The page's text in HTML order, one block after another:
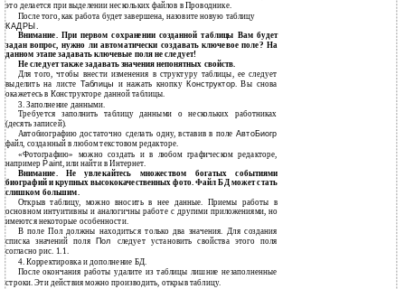
это делается при выделении нескольких файлов в Проводнике.
После того, как работа будет завершена, назовите новую таблицу
КАДРЫ.
Внимание. При первом сохранении созданной таблицы Вам будет
задан вопрос, нужно ли автоматически создавать ключевое поле? На
данном этапе задавать ключевые поля не следует!
Не следует также задавать значения непонятных свойств.
Для того, чтобы внести изменения в структуру таблицы, ее следует
выделить на листе Таблицы и нажать кнопку Конструктор. Вы снова
окажетесь в Конструкторе данной таблицы.
3. Заполнение данными.
Требуется заполнить таблицу данными о нескольких работниках
(десять записей).
Автобиографию достаточно сделать одну, вставив в полеАвтоБиогр
файл, созданный в любом текстовом редакторе.
«Фотографию» можно создать и в любом графическом редакторе,
например Paint, или найти в Интернет.
Внимание. Не увлекайтесь множеством богатых событиями
биографий и крупных высококачественных фото. Файл БД может стать
слишком большим.
Открыв таблицу, можно вносить в нее данные. Приемы работы в
основном интуитивны и аналогичны работе с другими приложениями, но
имеются некоторые особенности.
В поле Пол должны находиться только два значения. Для создания
списка значений поля Пол следует установить свойства этого поля
согласно рис. 1.1.
4. Корректировка и дополнение БД.
После окончания работы удалите из таблицы лишние незаполненные
строки. Эти действия можно производить, открыв таблицу.